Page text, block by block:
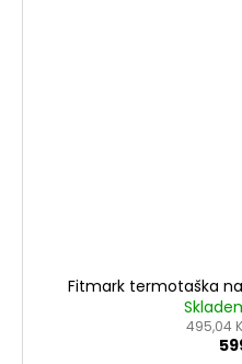
Fitmark termotaška na
495,04